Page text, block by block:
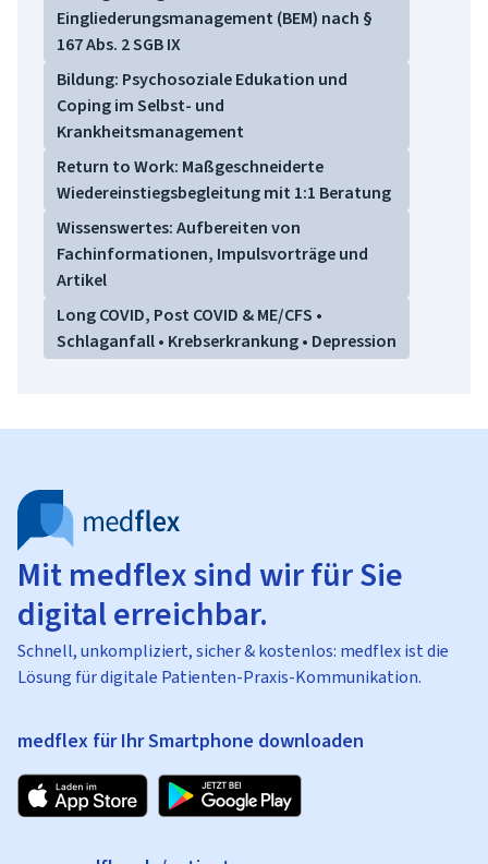
Eingliederungsmanagement (BEM) nach §
167 Abs. 2 SGB IX
Bildung: Psychosoziale Edukation und
Coping im Selbst- und
Krankheitsmanagement
Return to Work: Maßgeschneiderte
Wiedereinstiegsbegleitung mit 1:1 Beratung
Wissenswertes: Aufbereiten von
Fachinformationen, Impulsvorträge und
Artikel
Long COVID, Post COVID & ME/CFS •
Schlaganfall • Krebserkrankung • Depression
Mit medflex sind wir für Sie
digital erreichbar.
Schnell, unkompliziert, sicher & kostenlos: medflex ist die
Lösung für digitale Patienten-Praxis-Kommunikation.
medflex für Ihr Smartphone downloaden